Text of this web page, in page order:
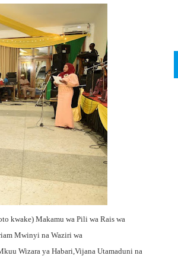
kwake) Makamu wa Pili wa Rais wa
Mwinyi na Waziri wa
Wizara ya Habari,Vijana Utamaduni na